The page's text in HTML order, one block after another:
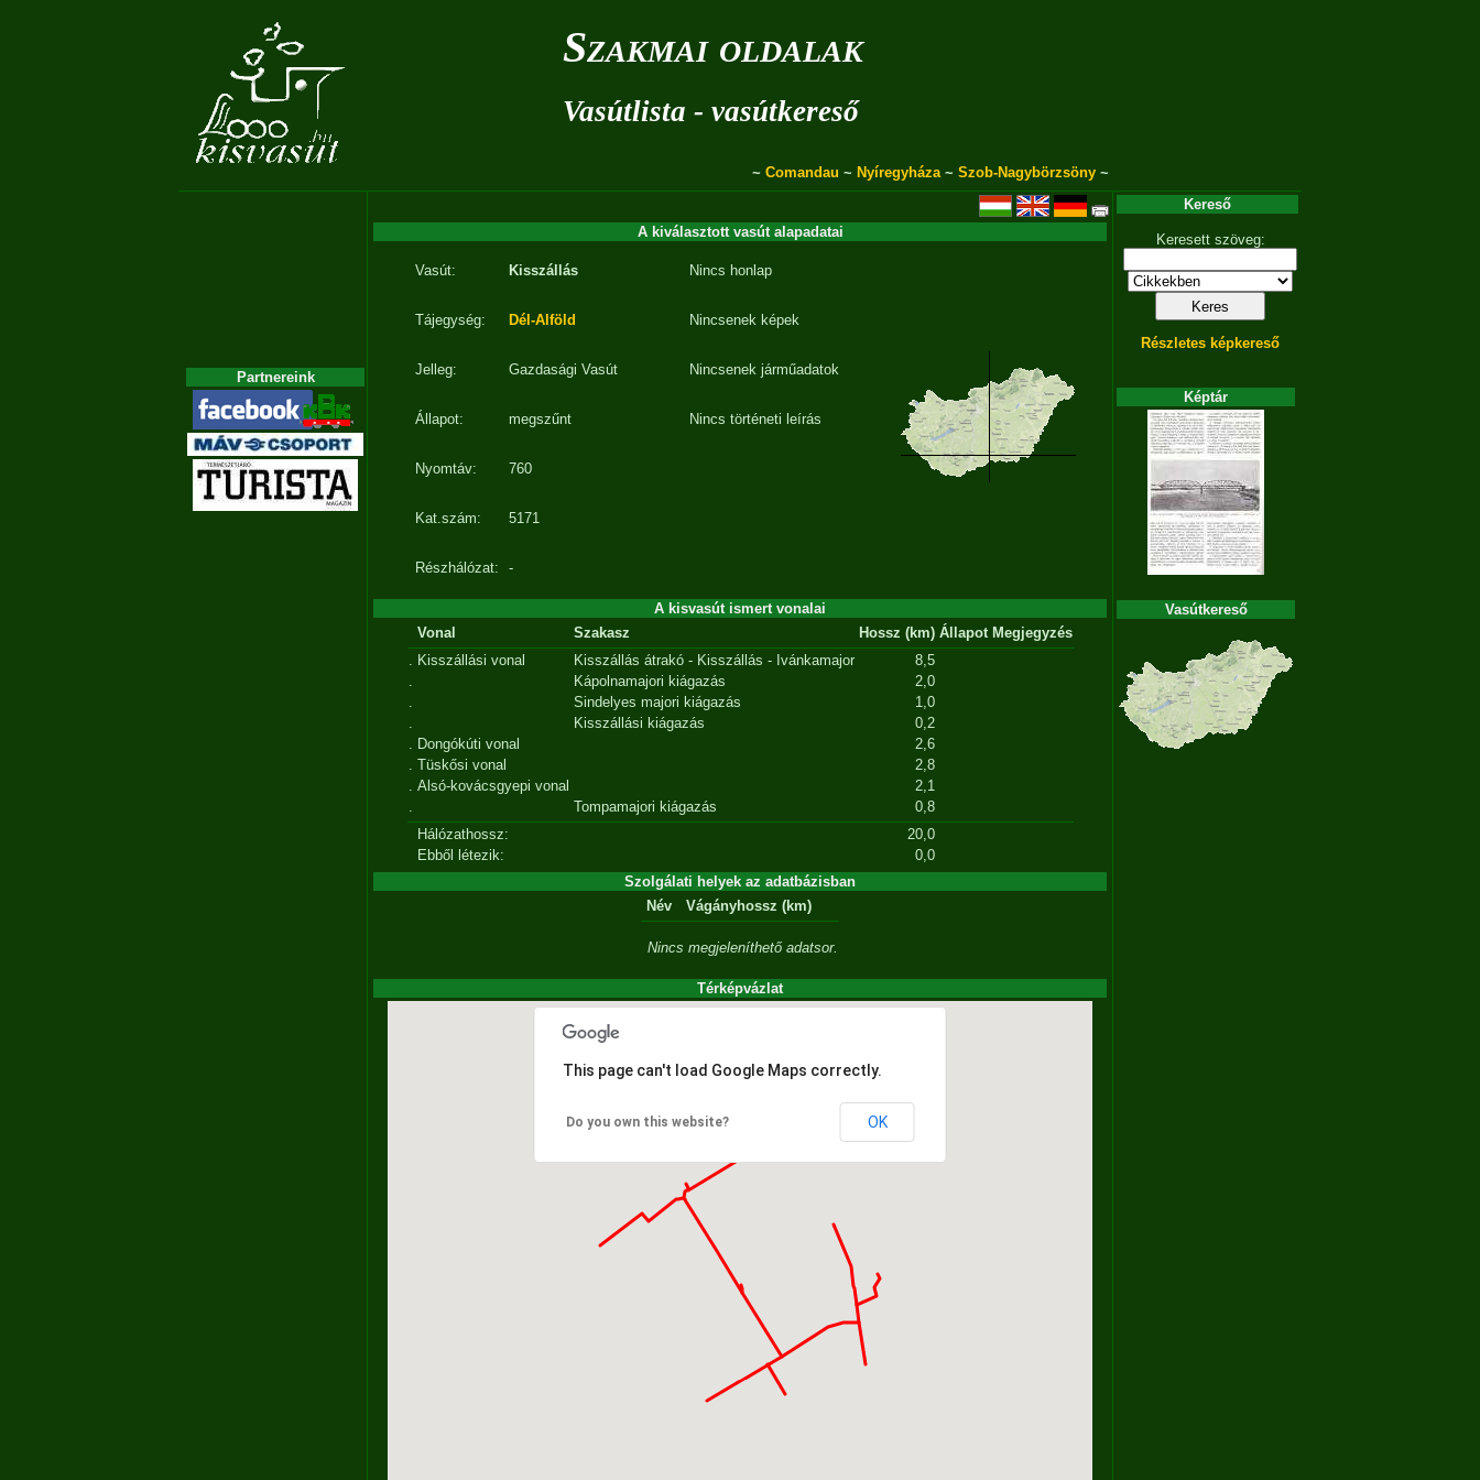
Szakmai oldalak
Vasútlista - vasútkereső
~ Comandau ~ Nyíregyháza~ Szob-Nagybörzsöny ~
Partnereink
A kiválasztott vasút alapadatai
Vasút: Kisszállás
Tájegység: Dél-Alföld
Jelleg: Gazdasági Vasút
Állapot: megszűnt
Nyomtáv: 760
Kat.szám: 5171
Részhálózat: -
Nincs honlap
Nincsenek képek
Nincsenek járműadatok
Nincs történeti leírás
A kisvasút ismert vonalai
Vonal
Szakasz Hossz (km) Állapot Megjegyzés
. Kisszállási vonal Kisszállás átrakó - Kisszállás - Ivánkamajor
8,5
.
Kápolnamajori kiágazás
2,0
.
Sindelyes majori kiágazás
1,0
.
Kisszállási kiágazás
0,2
. Dongókúti vonal
2,6
. Tüskősi vonal
2,8
. Alsó-kovácsgyepi vonal
2,1
.
Tompamajori kiágazás
0,8
Hálózathossz:
20,0
Ebből létezik:
0,0
Szolgálati helyek az adatbázisban
Név
Vágányhossz (km)
Nincs megjeleníthető adatsor.
Térképvázlat
This page can't load Google Maps correctly.
Do you own this website? OK
Kereső
Keresett szöveg:
Részletes képkereső
Képtár
Vasútkereső